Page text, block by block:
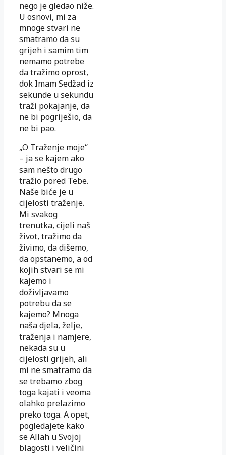
nego je gledao niže.
U osnovi, mi za
mnoge stvari ne
smatramo da su
grijeh i samim tim
nemamo potrebe
da tražimo oprost,
dok Imam Sedžad iz
sekunde u sekundu
traži pokajanje, da
ne bi pogriješio, da
ne bi pao.
„O Traženje moje“
– ja se kajem ako
sam nešto drugo
tražio pored Tebe.
Naše biće je u
cijelosti traženje.
Mi svakog
trenutka, cijeli naš
život, tražimo da
živimo, da dišemo,
da opstanemo, a od
kojih stvari se mi
kajemo i
doživljavamo
potrebu da se
kajemo? Mnoga
naša djela, želje,
traženja i namjere,
nekada su u
cijelosti grijeh, ali
mi ne smatramo da
se trebamo zbog
toga kajati i veoma
olahko prelazimo
preko toga. A opet,
pogledajete kako
se Allah u Svojoj
blagosti i veličini